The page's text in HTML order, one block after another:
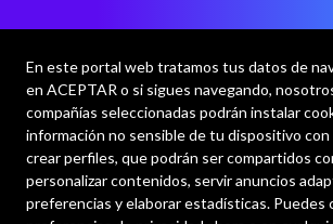
En este portal web tratamos tus datos de
en ACEPTAR o si sigues navegando,
compañías seleccionadas podrán instalar
información no sensible de tu dispositivo
crear perfiles, que podrán ser compartidos
personalizar contenidos, servir anuncios
preferencias y elaborar estadísticas. Puedes